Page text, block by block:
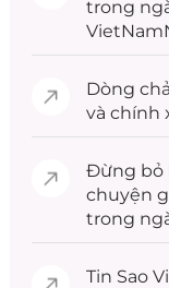
trong
Dòng
và chính
Đừng bỏ
chuyện
trong
Tin Sao